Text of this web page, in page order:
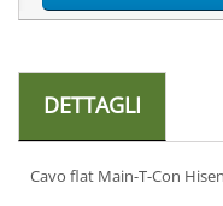
DETTAGLI
Cavo flat Main-T-Con